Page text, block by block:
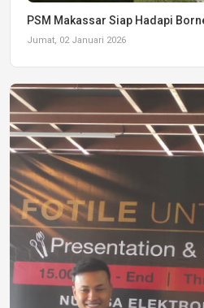
PSM Makassar Siap Hadapi
Jumat, 02 Januari 2026